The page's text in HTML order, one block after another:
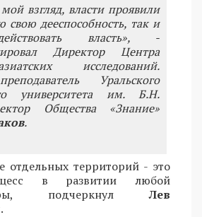
взгляд, власти проявили
свою дееспособность, так и
власть», -
Директор Центра
азиатских исследований.
Уральского
университета им. Б.Н.
Общества «Знание»
.
отдельных территорий - это
в развитии любой
подчеркнулЛев
.